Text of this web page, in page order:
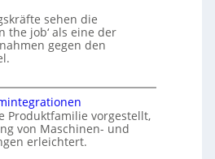
sehen die
the job‘ als eine der
gegen den
Produktfamilie vorgestellt,
von Maschinen- und
erleichtert.